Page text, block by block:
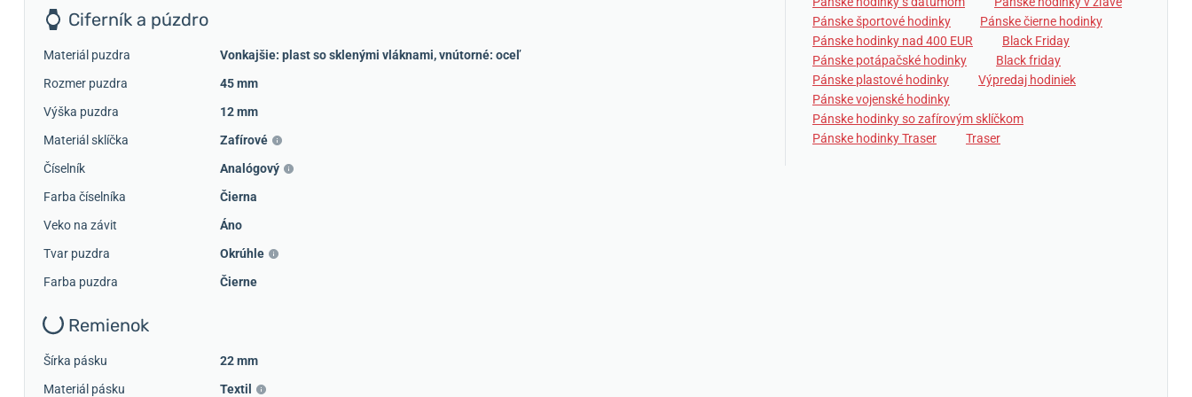
Ciferník a púzdro
Materiál puzdra
Vonkajšie: plast so sklenými vláknami, vnútorné: oceľ
Rozmer puzdra
45 mm
Výška puzdra
12 mm
Materiál sklíčka
Zafírové
Číselník
Analógový
Farba číselníka
Čierna
Veko na závit
Áno
Tvar puzdra
Okrúhle
Farba puzdra
Čierne
Remienok
Šírka pásku
22 mm
Materiál pásku
Textil
Pánske športové hodinky
Pánske čierne hodinky
Pánske hodinky nad 400 EUR
Black Friday
Pánske potápačské hodinky
Black friday
Pánske plastové hodinky
Výpredaj hodiniek
Pánske vojenské hodinky
Pánske hodinky so zafírovým sklíčkom
Pánske hodinky Traser
Traser